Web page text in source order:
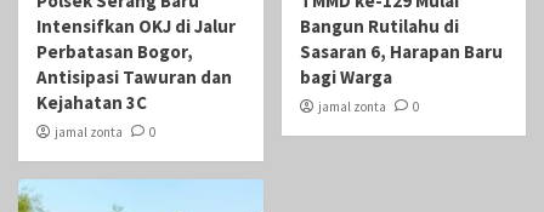
Intensifkan OKJ di Jalur
Perbatasan Bogor,
Antisipasi Tawuran dan
Kejahatan 3C
jamal zonta 0
Bangun Rutilahu di
Sasaran 6, Harapan Baru
bagi Warga
jamal zonta 0